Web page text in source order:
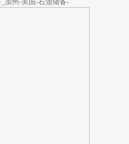
加州-美国-石油储备-